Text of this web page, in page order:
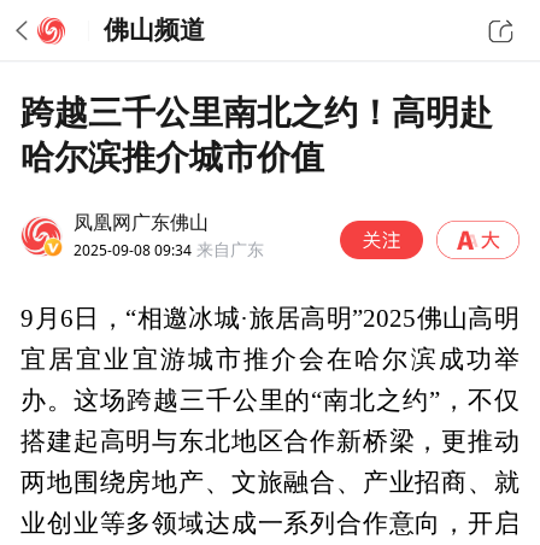
佛山频道
跨越三千公里南北之约！高明赴
哈尔滨推介城市价值
凤凰网广东佛山
2025-09-08 09:34 来自广东
9月6日，“相邀冰城·旅居高明”2025佛山高明
宜居宜业宜游城市推介会在哈尔滨成功举
办。这场跨越三千公里的“南北之约”，不仅
搭建起高明与东北地区合作新桥梁，更推动
两地围绕房地产、文旅融合、产业招商、就
业创业等多领域达成一系列合作意向，开启